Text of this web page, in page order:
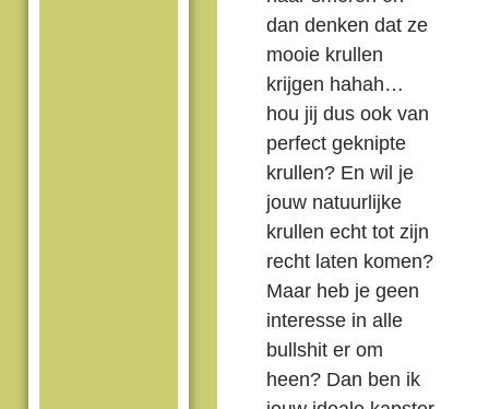
dan denken dat ze
mooie krullen
krijgen hahah…
hou jij dus ook van
perfect geknipte
krullen? En wil je
jouw natuurlijke
krullen echt tot zijn
recht laten komen?
Maar heb je geen
interesse in alle
bullshit er om
heen? Dan ben ik